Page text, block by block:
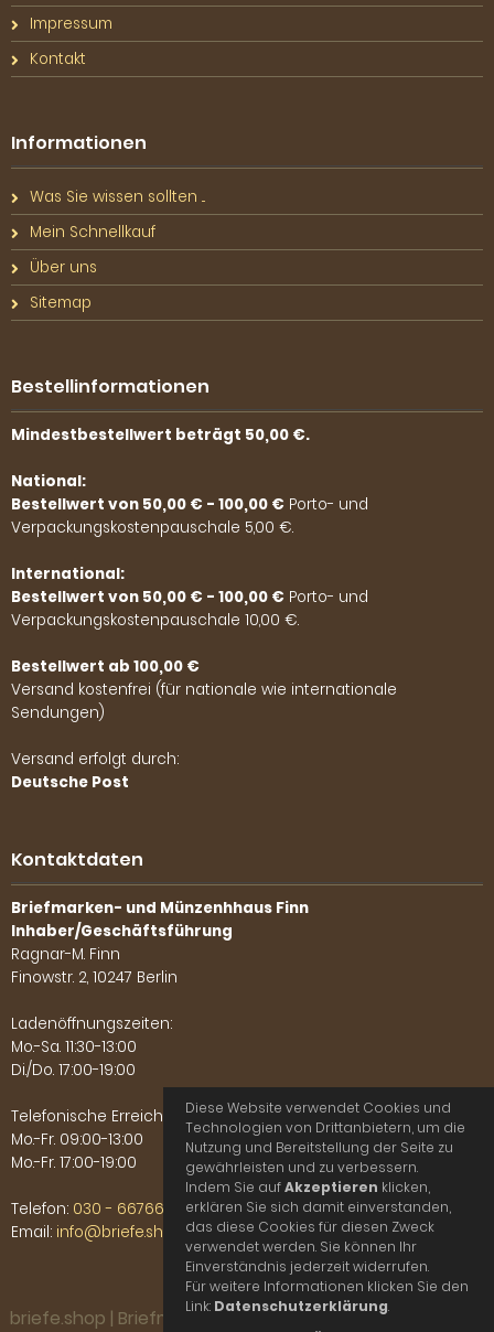
Impressum
Kontakt
Informationen
Was Sie wissen sollten ...
Mein Schnellkauf
Über uns
Sitemap
Bestellinformationen
Mindestbestellwert beträgt 50,00 €.
National:
Bestellwert von 50,00 € - 100,00 € Porto- und
Verpackungskostenpauschale 5,00 €.
International:
Bestellwert von 50,00 € - 100,00 € Porto- und
Verpackungskostenpauschale 10,00 €.
Bestellwert ab 100,00 €
Versand kostenfrei (für nationale wie internationale
Sendungen)
Versand erfolgt durch:
Deutsche Post
Kontaktdaten
Briefmarken- und Münzenhhaus Finn
Inhaber/Geschäftsführung
Ragnar-M. Finn
Finowstr. 2, 10247 Berlin
Ladenöffnungszeiten:
Mo.-Sa. 11:30-13:00
Di./Do. 17:00-19:00
Telefonische Erreichbarkeit:
Mo.-Fr. 09:00-13:00
Mo.-Fr. 17:00-19:00
Telefon: 030 - 66766702
Email: info@briefe.shop
briefe.shop | Briefmarken- und Münzenhaus Finn © 2026
Diese Website verwendet Cookies und
Technologien von Drittanbietern, um die
Nutzung und Bereitstellung der Seite zu
gewährleisten und zu verbessern.
Indem Sie aufAkzeptieren klicken,
erklären Sie sich damit einverstanden,
das diese Cookies für diesen Zweck
verwendet werden. Sie können Ihr
Einverständnis jederzeit widerrufen.
Für weitere Informationen klicken Sie den
Link: Datenschutzerklärung.